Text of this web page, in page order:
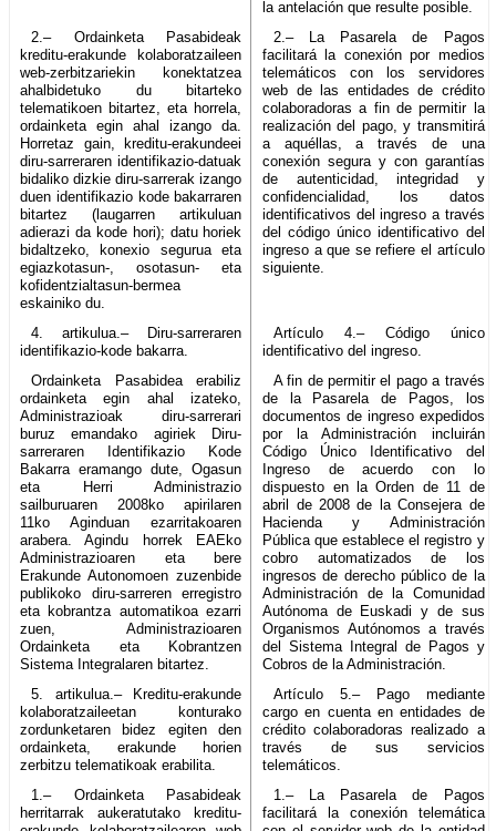
la antelación que resulte posible.
2.– Ordainketa Pasabideak
kreditu-erakunde kolaboratzaileen
web-zerbitzariekin konektatzea
ahalbidetuko du bitarteko
telematikoen bitartez, eta horrela,
ordainketa egin ahal izango da.
Horretaz gain, kreditu-erakundeei
diru-sarreraren identifikazio-datuak
bidaliko dizkie diru-sarrerak izango
duen identifikazio kode bakarraren
bitartez (laugarren artikuluan
adierazi da kode hori); datu horiek
bidaltzeko, konexio segurua eta
egiazkotasun-, osotasun- eta
kofidentzialtasun-bermea
eskainiko du.
2.– La Pasarela de Pagos
facilitará la conexión por medios
telemáticos con los servidores
web de las entidades de crédito
colaboradoras a fin de permitir la
realización del pago, y transmitirá
a aquéllas, a través de una
conexión segura y con garantías
de autenticidad, integridad y
confidencialidad, los datos
identificativos del ingreso a través
del código único identificativo del
ingreso a que se refiere el artículo
siguiente.
4. artikulua.– Diru-sarreraren
identifikazio-kode bakarra.
Artículo 4.– Código único
identificativo del ingreso.
Ordainketa Pasabidea erabiliz
ordainketa egin ahal izateko,
Administrazioak diru-sarrerari
buruz emandako agiriek Diru-
sarreraren Identifikazio Kode
Bakarra eramango dute, Ogasun
eta Herri Administrazio
sailburuaren 2008ko apirilaren
11ko Aginduan ezarritakoaren
arabera. Agindu horrek EAEko
Administrazioaren eta bere
Erakunde Autonomoen zuzenbide
publikoko diru-sarreren erregistro
eta kobrantza automatikoa ezarri
zuen, Administrazioaren
Ordainketa eta Kobrantzen
Sistema Integralaren bitartez.
A fin de permitir el pago a través
de la Pasarela de Pagos, los
documentos de ingreso expedidos
por la Administración incluirán
Código Único Identificativo del
Ingreso de acuerdo con lo
dispuesto en la Orden de 11 de
abril de 2008 de la Consejera de
Hacienda y Administración
Pública que establece el registro y
cobro automatizados de los
ingresos de derecho público de la
Administración de la Comunidad
Autónoma de Euskadi y de sus
Organismos Autónomos a través
del Sistema Integral de Pagos y
Cobros de la Administración.
5. artikulua.– Kreditu-erakunde
kolaboratzaileetan konturako
zordunketaren bidez egiten den
ordainketa, erakunde horien
zerbitzu telematikoak erabilita.
Artículo 5.– Pago mediante
cargo en cuenta en entidades de
crédito colaboradoras realizado a
través de sus servicios
telemáticos.
1.– Ordainketa Pasabideak
herritarrak aukeratutako kreditu-
1.– La Pasarela de Pagos
facilitará la conexión telemática